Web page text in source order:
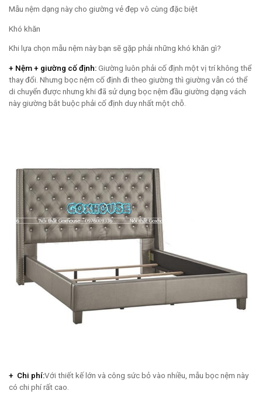
Mẫu nệm dạng này cho giường vẻ đẹp vô cùng đặc biệt
Khó khăn
Khi lựa chọn mẫu nệm này bạn sẽ gặp phải những khó khăn gì?
+ Nệm + giường cố định:Giường luôn phải cố định một vị trí không thể
thay đổi. Nhưng bọc nệm cố định đi theo giường thì giường vẫn có thể
di chuyển được nhưng khi đã sử dụng bọc nệm đầu giường dạng vách
này giường bắt buộc phải cố định duy nhất một chỗ.
+ Chi phí:Với thiết kế lớn và công sức bỏ vào nhiều, mẫu bọc nệm này
có chi phí rất cao.